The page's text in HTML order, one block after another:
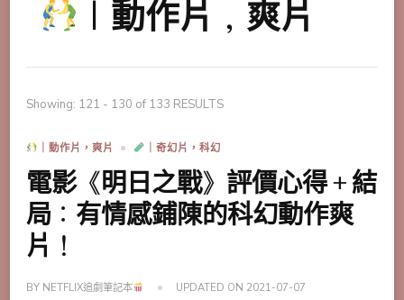
｜動作片，爽片
Showing: 121 - 130 of 133 RESULTS
｜動作片，爽片 ｜奇幻片，科幻
電影《明日之戰》評價心得＋結
局：有情感鋪陳的科幻動作爽
片！
BY NETFLIX追劇筆記本 UPDATED ON 2021-07-07